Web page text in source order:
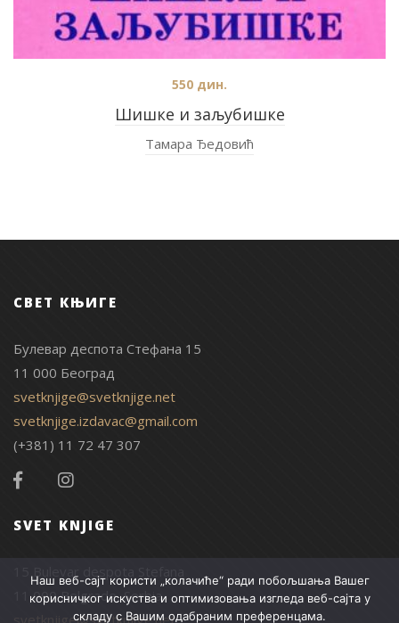
Шишке и заљубишке
550 дин.
Тамара Ђедовић
СВЕТ КЊИГЕ
Булевар деспота Стефана 15
11 000 Београд
svetknjige@svetknjige.net
svetknjige.izdavac@gmail.com
(+381) 11 72 47 307
SVET KNJIGE
11 000 Belgrade, Serbia
svetknjige@svetknjige.net
Наш веб-сајт користи „колачиће“ ради побољшања Вашег
корисничког искуства и оптимизовања изгледа веб-сајта у
складу с Вашим одабраним преференцама.